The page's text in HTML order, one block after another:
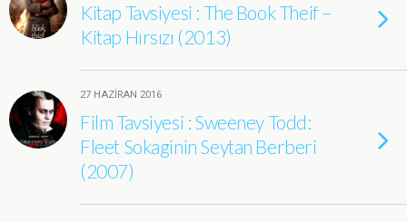
Kitap Tavsiyesi : The Book Theif –
Kitap Hırsızı (2013)
27 HAZIRAN 2016
Film Tavsiyesi : Sweeney Todd:
Fleet Sokaginin Seytan Berberi
(2007)